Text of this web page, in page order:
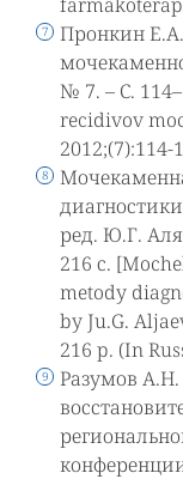
Пронкин
№ 7. – С.
recidivov
2012;(7):114-
ред. Ю.Г.
216 с.
metody
by Ju.G.
216 p. (In
Разумов